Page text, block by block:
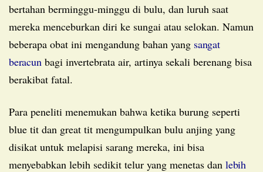
bertahan berminggu-minggu di bulu, dan luruh saat
mereka menceburkan diri ke sungai atau selokan. Namun
beberapa obat ini mengandung bahan yang sangat
beracun bagi invertebrata air, artinya sekali berenang bisa
berakibat fatal.
Para peneliti menemukan bahwa ketika burung seperti
blue tit dan great tit mengumpulkan bulu anjing yang
disikat untuk melapisi sarang mereka, ini bisa
menyebabkan lebih sedikit telur yang menetas dan lebih